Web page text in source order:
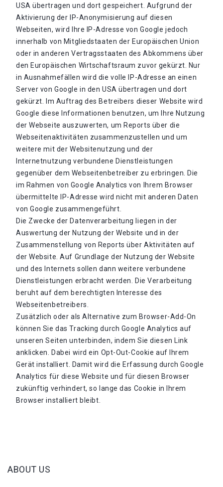
USA übertragen und dort gespeichert. Aufgrund der
Aktivierung der IP-Anonymisierung auf diesen
Webseiten, wird Ihre IP-Adresse von Google jedoch
innerhalb von Mitgliedstaaten der Europäischen Union
oder in anderen Vertragsstaaten des Abkommens über
den Europäischen Wirtschaftsraum zuvor gekürzt. Nur
in Ausnahmefällen wird die volle IP-Adresse an einen
Server von Google in den USA übertragen und dort
gekürzt. Im Auftrag des Betreibers dieser Website wird
Google diese Informationen benutzen, um Ihre Nutzung
der Webseite auszuwerten, um Reports über die
Webseitenaktivitäten zusammenzustellen und um
weitere mit der Websitenutzung und der
Internetnutzung verbundene Dienstleistungen
gegenüber dem Webseitenbetreiber zu erbringen. Die
im Rahmen von Google Analytics von Ihrem Browser
übermittelte IP-Adresse wird nicht mit anderen Daten
von Google zusammengeführt.
Die Zwecke der Datenverarbeitung liegen in der
Auswertung der Nutzung der Website und in der
Zusammenstellung von Reports über Aktivitäten auf
der Website. Auf Grundlage der Nutzung der Website
und des Internets sollen dann weitere verbundene
Dienstleistungen erbracht werden. Die Verarbeitung
beruht auf dem berechtigten Interesse des
Webseitenbetreibers.
Zusätzlich oder als Alternative zum Browser-Add-On
können Sie das Tracking durch Google Analytics auf
unseren Seiten unterbinden, indem Sie diesen Link
anklicken. Dabei wird ein Opt-Out-Cookie auf Ihrem
Gerät installiert. Damit wird die Erfassung durch Google
Analytics für diese Website und für diesen Browser
zukünftig verhindert, so lange das Cookie in Ihrem
Browser installiert bleibt.
ABOUT US